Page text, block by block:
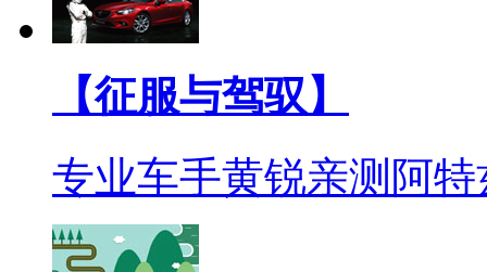
【征服与驾驭】
专业车手黄锐亲测阿特